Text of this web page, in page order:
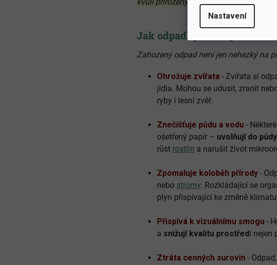
Nastavení
Jak odpadky škodí přírodě?
Zahozený odpad není jen nehezký na
Ohrožuje zvířata - Zvířata si
jídla. Mohou se udusit, zranit
ryby i lesní zvěř.
Znečišťuje půdu a vodu -
ošetřený papír – uvolňují do
růst rostlin a narušit život
Zpomaluje koloběh přírody -
nebo stromy. Rozkládající se
plyn přispívající ke změně
Přispívá k vizuálnímu smogu -
a snižují kvalitu prostřed í nejen
Ztráta cenných surovin -